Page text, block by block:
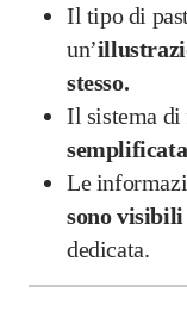
Il tipo di
un’
stesso.
Il sistema
semplificata
Le
sono visibili
dedicata.